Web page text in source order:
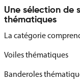
Une sélection de
thématiques
La catégorie
Voiles thématiques
Banderoles